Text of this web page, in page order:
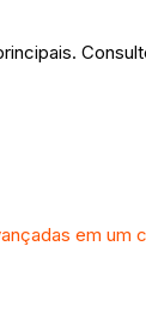
em um